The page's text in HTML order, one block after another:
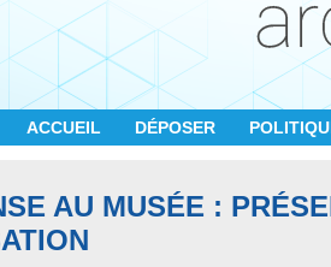
ACCUEIL DÉPOSER
AU MUSÉE :